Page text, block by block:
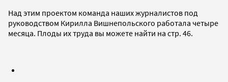
Над этим проектом команда наших журналистов под
руководством Кирилла Вишнепольского работала четыре
месяца. Плоды их труда вы можете найти на стр. 46.